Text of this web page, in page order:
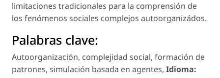
limitaciones tradicionales para la comprensión de
los fenómenos sociales complejos autoorganizádos.
Palabras clave:
Autoorganización, complejidad social, formación de
patrones, simulación basada en agentes, Idioma: